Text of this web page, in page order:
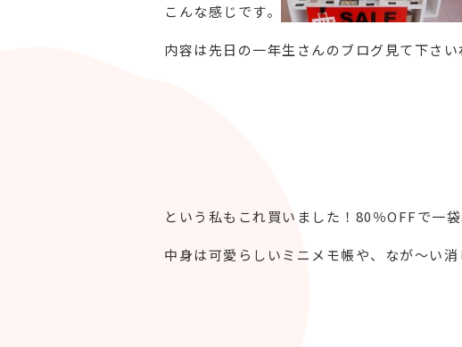
こんな感じです。
内容は先日の一年生さんのブログ見て下さい
という私もこれ買いました！80％OFFで一袋
中身は可愛らしいミニメモ帳や、なが～い